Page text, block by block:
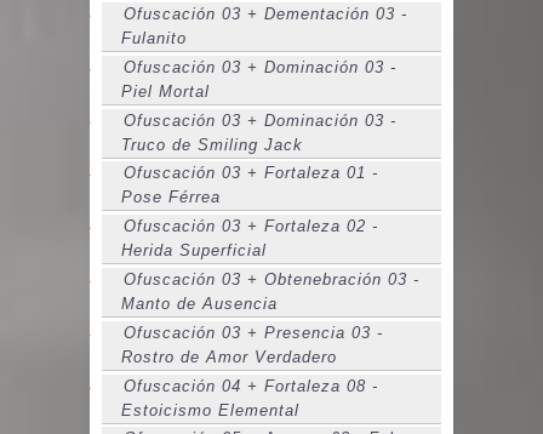
Ofuscación 03 + Dementación 03 -
Fulanito
Ofuscación 03 + Dominación 03 -
Piel Mortal
Ofuscación 03 + Dominación 03 -
Truco de Smiling Jack
Ofuscación 03 + Fortaleza 01 -
Pose Férrea
Ofuscación 03 + Fortaleza 02 -
Herida Superficial
Ofuscación 03 + Obtenebración 03 -
Manto de Ausencia
Ofuscación 03 + Presencia 03 -
Rostro de Amor Verdadero
Ofuscación 04 + Fortaleza 08 -
Estoicismo Elemental